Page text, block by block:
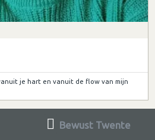
je hart en vanuit de flow van mijn
Bewust Twente